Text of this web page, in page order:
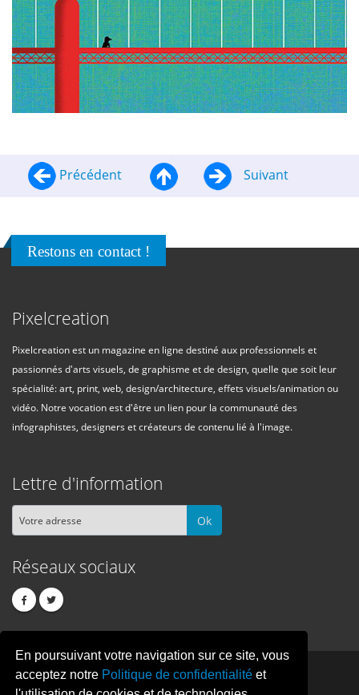
En poursuivant votre navigation sur ce site, vous
acceptez notre Politique de confidentialité et
Précédent Suivant
Restons en contact !
Pixelcreation
Pixelcreation est un magazine en ligne destiné aux professionnels et
passionnés d'arts visuels, de graphisme et de design, quelle que soit leur
spécialité: art, print, web, design/architecture, effets visuels/animation ou
vidéo. Notre vocation est d'être un lien pour la communauté des
infographistes, designers et créateurs de contenu lié à l'image.
Lettre d'information
Ok
Réseaux sociaux
PIXELCREATION